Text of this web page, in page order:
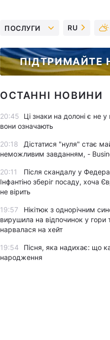
ПОСЛУГИ RU
ПІДТРИМАЙТЕ
ОСТАННІ НОВИНИ
20:45
Ці знаки на долоні є не у
вони означають
20:18
Дістатися "нуля" стає
неможливим завданням, -
20:11
Після скандалу у
Інфантіно зберіг посаду, хоча
не вірить
19:57
Нікітюк з однорічним
вирушила на відпочинок у гори
нарвалася на хейт
19:54
Пісня, яка надихає: що
народження